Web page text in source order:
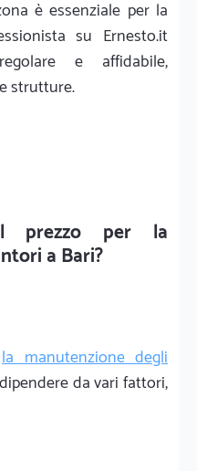
è essenziale per la
su Ernesto.it
e affidabile,
strutture.
prezzo per la
a Bari?
la manutenzione degli
da vari fattori,